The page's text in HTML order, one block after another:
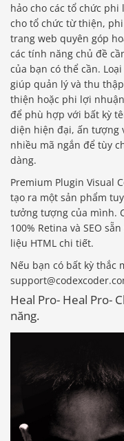
hảo cho các tổ chức
cho tổ chức từ thiện,
trang web quyên góp
các tính năng chủ đề
của bạn có thể cần.
giúp quản lý và thu
thiện hoặc phi lợi
để phù hợp với bất kỳ
diện hiện đại, ấn tượng
nhiều mã ngắn để tùy
dàng.
Premium Plugin Visual
tạo ra một sản phẩm
tưởng tượng của mình.
100% Retina và SEO
liệu HTML chi tiết.
Nếu bạn có bất kỳ thắc
Heal Pro- Heal Pro-
năng.